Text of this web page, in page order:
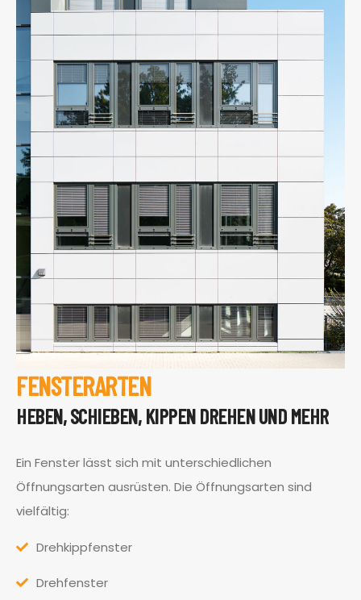
FENSTERARTEN
HEBEN, SCHIEBEN, KIPPEN DREHEN UND MEHR
Ein Fenster lässt sich mit unterschiedlichen
Öffnungsarten ausrüsten. Die Öffnungsarten sind
vielfältig:
Drehkippfenster
Drehfenster